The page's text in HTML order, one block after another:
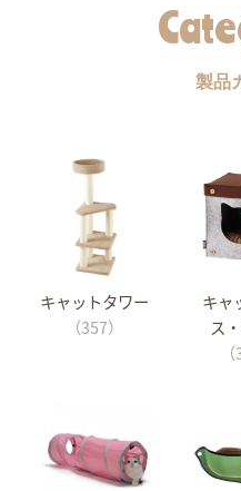
製品
キャットタワー
（357）
キャ
ス